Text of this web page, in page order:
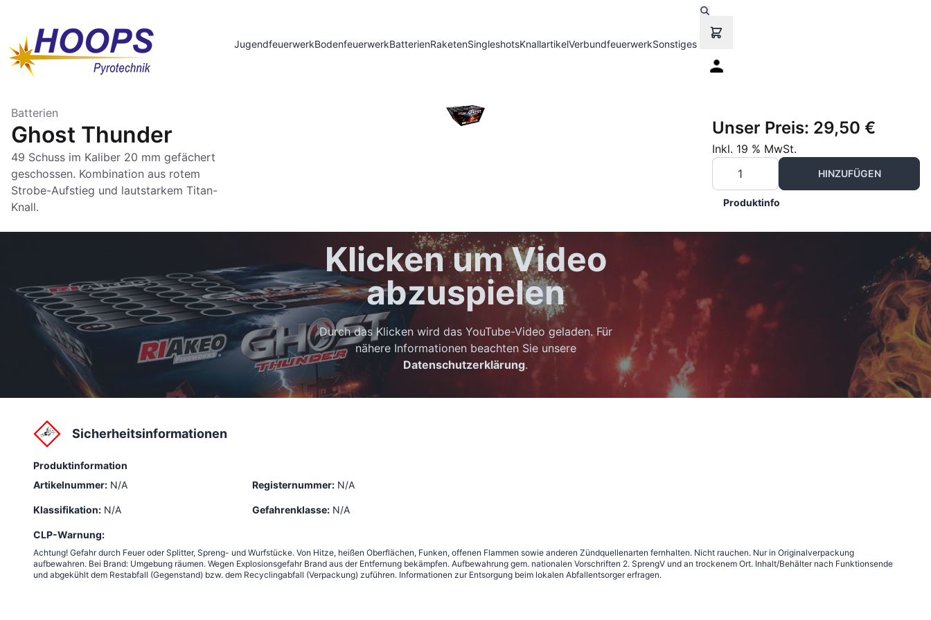
JugendfeuerwerkBodenfeuerwerkBatterienRaketenSingleshotsKnallartikelVerbundfeuerwerkSonstiges
Batterien
Ghost Thunder
49 Schuss im Kaliber 20 mm gefächert
geschossen. Kombination aus rotem
Strobe-Aufstieg und lautstarkem Titan-
Knall.
Unser Preis: 29,50 €
Inkl. 19 % MwSt.
HINZUFÜGEN
Produktinfo
Klicken um Video
abzuspielen
Durch das Klicken wird das YouTube-Video geladen. Für
nähere Informationen beachten Sie unsere
Datenschutzerklärung.
Sicherheitsinformationen
Produktinformation
Artikelnummer: N/A Registernummer: N/A
Klassifikation: N/A Gefahrenklasse: N/A
CLP-Warnung:
Achtung! Gefahr durch Feuer oder Splitter, Spreng- und Wurfstücke. Von Hitze, heißen Oberflächen, Funken, offenen Flammen sowie anderen Zündquellenarten fernhalten. Nicht rauchen. Nur in Originalverpackung
aufbewahren. Bei Brand: Umgebung räumen. Wegen Explosionsgefahr Brand aus der Entfernung bekämpfen. Aufbewahrung gem. nationalen Vorschriften 2. SprengV und an trockenem Ort. Inhalt/Behälter nach Funktionsende
und abgekühlt dem Restabfall (Gegenstand) bzw. dem Recyclingabfall (Verpackung) zuführen. Informationen zur Entsorgung beim lokalen Abfallentsorger erfragen.